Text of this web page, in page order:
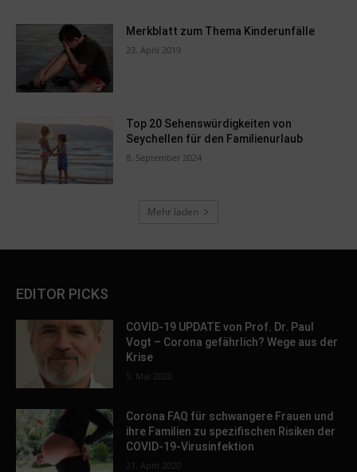
Merkblatt zum Thema Kinderunfälle
23. April 2019
Top 20 Sehenswürdigkeiten von
Seychellen für den Familienurlaub
8. September 2024
Mehr laden
EDITOR PICKS
COVID-19 UPDATE von Prof. Dr. Paul
Vogt – Corona gefährlich? Wege aus der
Krise
5. Mai 2020
Corona FAQ für schwangere Frauen und
ihre Familien zu spezifischen Risiken der
COVID-19-Virusinfektion
21. April 2020